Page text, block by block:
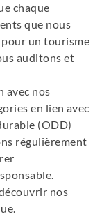
chaque
que nous
pour un tourisme
auditons et
avec nos
en lien avec
(ODD)
régulièrement
nos